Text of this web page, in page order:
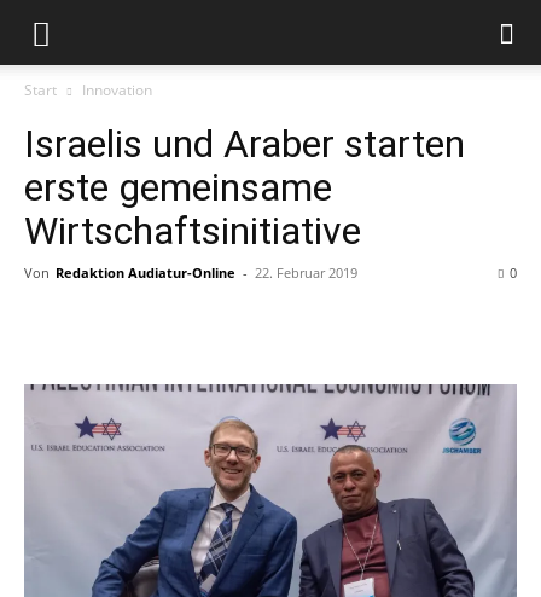
Start Innovation
Israelis und Araber starten
erste gemeinsame
Wirtschaftsinitiative
Von Redaktion Audiatur-Online - 22. Februar 2019 0